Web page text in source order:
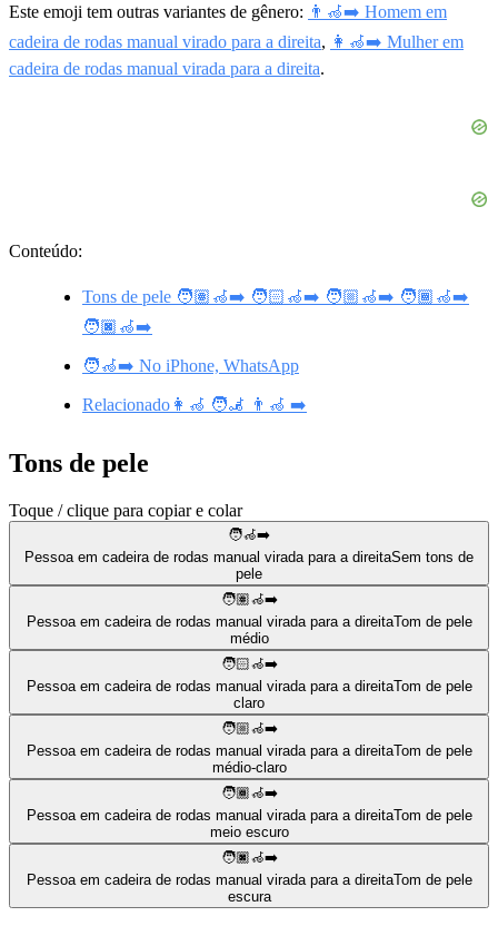
Este emoji tem outras variantes de gênero: 👨‍🦽‍➡️ Homem em
cadeira de rodas manual virado para a direita, 👩‍🦽‍➡️ Mulher em
cadeira de rodas manual virada para a direita.
Conteúdo:
Tons de pele 🧑🏽‍🦽‍➡️ 🧑🏻‍🦽‍➡️ 🧑🏼‍🦽‍➡️ 🧑🏾‍🦽‍➡️
🧑🏿‍🦽‍➡️
🧑‍🦽‍➡️ No iPhone, WhatsApp
Relacionado👩‍🦽 🧑‍🦼 👨‍🦽 ➡️
Tons de pele
Toque / clique para copiar e colar
🧑‍🦽‍➡️
Pessoa em cadeira de rodas manual virada para a direitaSem tons de
pele
🧑🏽‍🦽‍➡️
Pessoa em cadeira de rodas manual virada para a direitaTom de pele
médio
🧑🏻‍🦽‍➡️
Pessoa em cadeira de rodas manual virada para a direitaTom de pele
claro
🧑🏼‍🦽‍➡️
Pessoa em cadeira de rodas manual virada para a direitaTom de pele
médio-claro
🧑🏾‍🦽‍➡️
Pessoa em cadeira de rodas manual virada para a direitaTom de pele
meio escuro
🧑🏿‍🦽‍➡️
Pessoa em cadeira de rodas manual virada para a direitaTom de pele
escura